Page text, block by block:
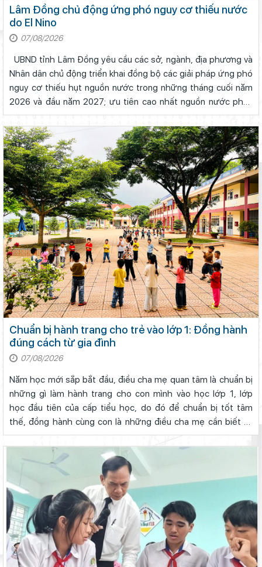
Lâm Đồng chủ động ứng phó nguy cơ thiếu nước
do El Nino
07/08/2026
UBND tỉnh Lâm Đồng yêu cầu các sở, ngành, địa phương và
Nhân dân chủ động triển khai đồng bộ các giải pháp ứng phó
nguy cơ thiếu hụt nguồn nước trong những tháng cuối năm
2026 và đầu năm 2027; ưu tiên cao nhất nguồn nước phục
vụ sinh hoạt, chăn nuôi và cây trồng có giá trị kinh tế cao.
Ngày 5/8/2...
Chuẩn bị hành trang cho trẻ vào lớp 1: Đồng hành
đúng cách từ gia đình
07/08/2026
Năm học mới sắp bắt đầu, điều cha mẹ quan tâm là chuẩn bị
những gì làm hành trang cho con mình vào học lớp 1, lớp
học đầu tiên của cấp tiểu học, do đó để chuẩn bị tốt tâm
thế, đồng hành cùng con là những điều cha mẹ cần biết và
quan tâm.Thứ nhất, mục tiêu của Chương trìnhChương trình
giáo dục tiểu h...
trước năm học mới
chính sách giáo dục hòa nhập
công lập tại các địa phương
Sở Giáo dục và Đào tạo Lâm Đồng đẩy mạnh cải cách hành
chính gắn với áp dụng ISO 9001:2015
Bộ Giáo dục và Đào tạo ban hành khung thời gian năm học từ
năm học 2026–2027
Lâm Đồng chủ động ứng phó nguy cơ thiếu nước do El Nino